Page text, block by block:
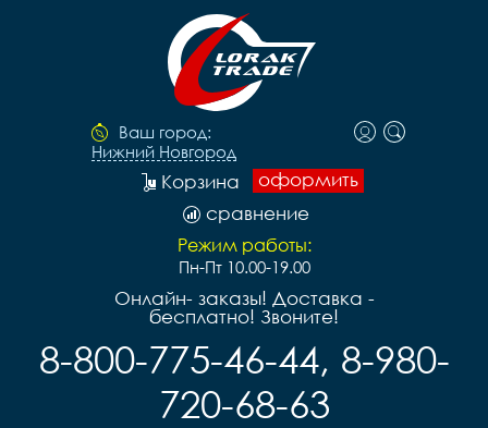
Ваш город:
Нижний Новгород
оформить
Корзина
сравнение
Режим работы:
Пн-Пт 10.00-19.00
Онлайн- заказы! Доставка -
бесплатно! Звоните!
8-800-775-46-44, 8-980-
720-68-63